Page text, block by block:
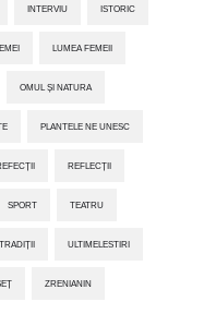
INTERVIU ISTORIC
LUMEA FEMEII
OMUL ȘI NATURA
PLANTELE NE UNESC
REFLECȚII
SPORT TEATRU
TRADIȚII ULTIMELESTIRI
ZRENIANIN